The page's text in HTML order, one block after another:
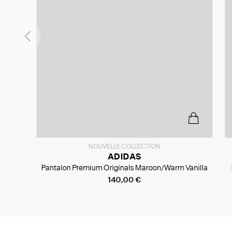
NOUVELLE COLLECTION
140,00 €
ADIDAS
Pantalon Premium Originals Maroon/Warm Vanilla